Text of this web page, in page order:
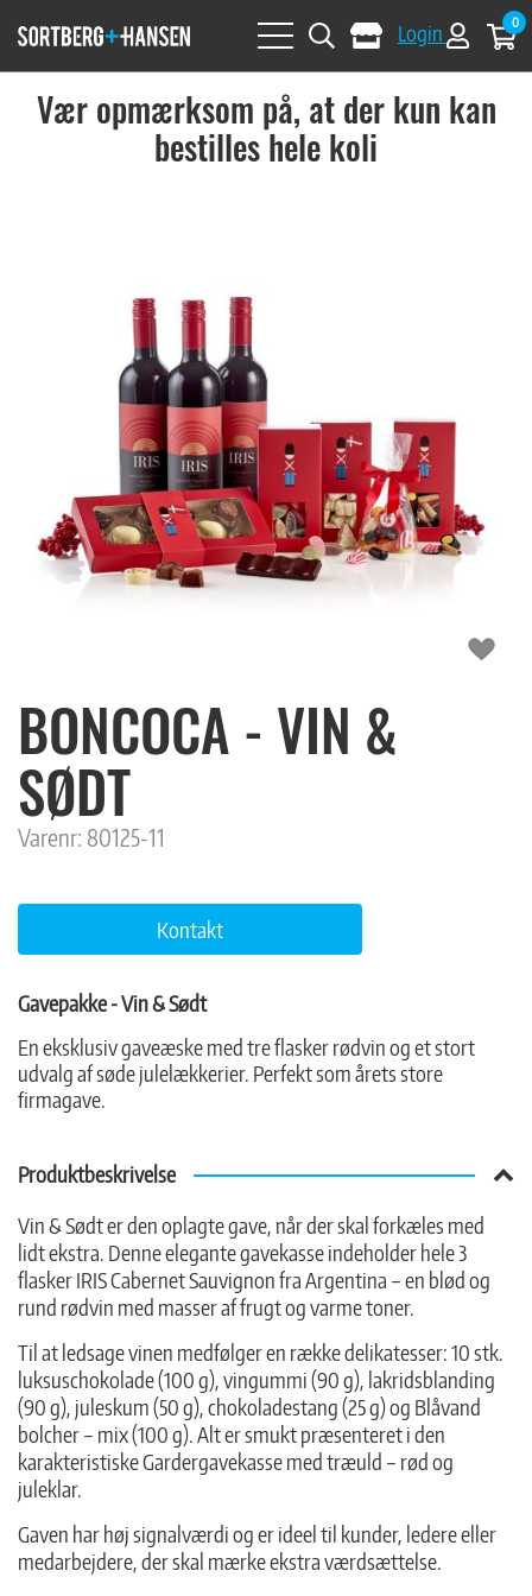
Login 0
Vær opmærksom på, at der kun kan
bestilles hele koli
BONCOCA - VIN &
SØDT
Varenr: 80125-11
Kontakt
Gavepakke - Vin & Sødt
En eksklusiv gaveæske med tre flasker rødvin og et stort
udvalg af søde julelækkerier. Perfekt som årets store
firmagave.
Produktbeskrivelse
Vin & Sødt er den oplagte gave, når der skal forkæles med
lidt ekstra. Denne elegante gavekasse indeholder hele 3
flasker IRIS Cabernet Sauvignon fra Argentina – en blød og
rund rødvin med masser af frugt og varme toner.
Til at ledsage vinen medfølger en række delikatesser: 10 stk.
luksuschokolade (100 g), vingummi (90 g), lakridsblanding
(90 g), juleskum (50 g), chokoladestang (25 g) og Blåvand
bolcher – mix (100 g). Alt er smukt præsenteret i den
karakteristiske Gardergavekasse med træuld – rød og
juleklar.
Gaven har høj signalværdi og er ideel til kunder, ledere eller
medarbejdere, der skal mærke ekstra værdsættelse.